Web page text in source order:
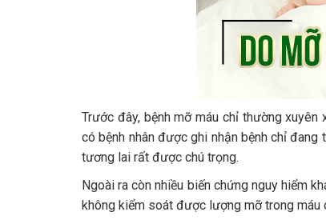
Trước đây, bệnh mỡ máu chỉ thường
có bệnh nhân được ghi nhận bệnh chỉ
tương lai rất được chú trọng.
Ngoài ra còn nhiều biến chứng nguy hiểm
không kiểm soát được lượng mỡ trong máu